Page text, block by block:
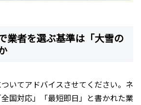
業者を選ぶ基準は「大雪の
いてアドバイスさせてください。ネ
国対応」「最短即日」と書かれた業